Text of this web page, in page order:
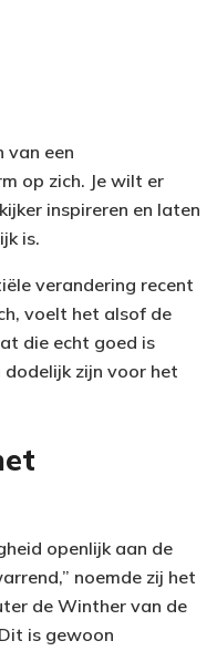
van een
op zich. Je wilt er
inspireren en laten
is.
verandering recent
voelt het alsof de
die echt goed is
dodelijk zijn voor het
openlijk aan de
noemde zij het
de Winther van de
is gewoon